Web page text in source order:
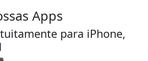
Apps
para iPhone,